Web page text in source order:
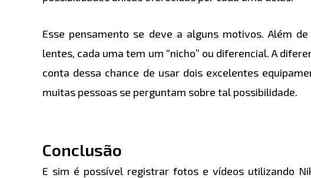
Esse pensamento se deve a alguns motivos. Além
lentes, cada uma tem um “nicho” ou diferencial. A
conta dessa chance de usar dois excelentes
muitas pessoas se perguntam sobre tal possibilidade.
Conclusão
E sim é possível registrar fotos e vídeos utilizando